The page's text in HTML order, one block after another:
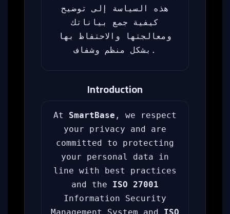
هذه السياسة إلى توضيح
كيفية جمع بياناتك
ومعالجتها والاحتفاظ بها
بشكل منظم وشفاف.
Introduction
At SmartBase , we respect
your privacy and are
committed to protecting
your personal data in
line with best practices
and the ISO 27001
Information Security